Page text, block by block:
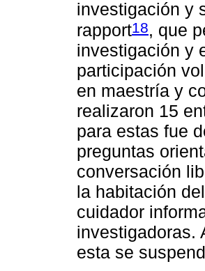
investigación y
rapport18, que
investigación y
participación
en maestría y
realizaron 15
para estas fue
preguntas
conversación
la habitación
cuidador
investigadoras.
esta se